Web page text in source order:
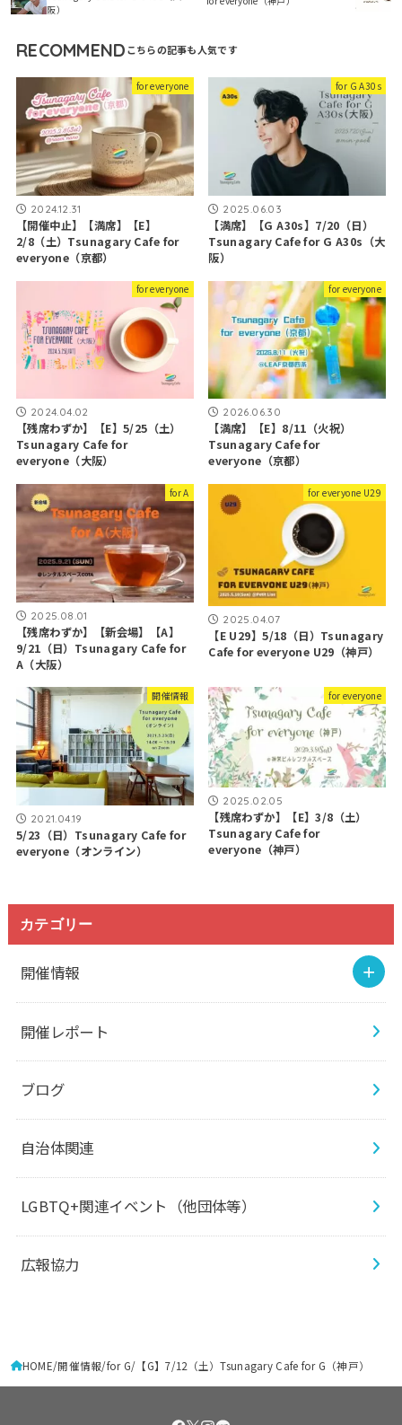
阪）
RECOMMEND
for everyone
2024.12.31
【開催中止】【満席】【E】
2/8（土）Tsunagary Cafe for
everyone（京都）
for G A30s
2025.06.03
【満席】【G A30s】7/20（日）
Tsunagary Cafe for G A30s（大
阪）
for everyone
2024.04.02
【残席わずか】【E】5/25（土）
Tsunagary Cafe for
everyone（大阪）
for everyone
2026.06.30
【満席】【E】8/11（火祝）
Tsunagary Cafe for
everyone（京都）
for A
2025.08.01
【残席わずか】【新会場】【A】
9/21（日）Tsunagary Cafe for
A（大阪）
for everyone U29
2025.04.07
【E U29】5/18（日）Tsunagary
Cafe for everyone U29（神戸）
開催情報
2021.04.19
5/23（日）Tsunagary Cafe for
everyone（オンライン）
for everyone
2025.02.05
【残席わずか】【E】3/8（土）
Tsunagary Cafe for
everyone（神戸）
カテゴリー
開催情報
開催レポート
ブログ
自治体関連
LGBTQ+関連イベント（他団体等）
広報協力
HOME 開催情報 for G 【G】7/12（土）Tsunagary Cafe for G（神戸）